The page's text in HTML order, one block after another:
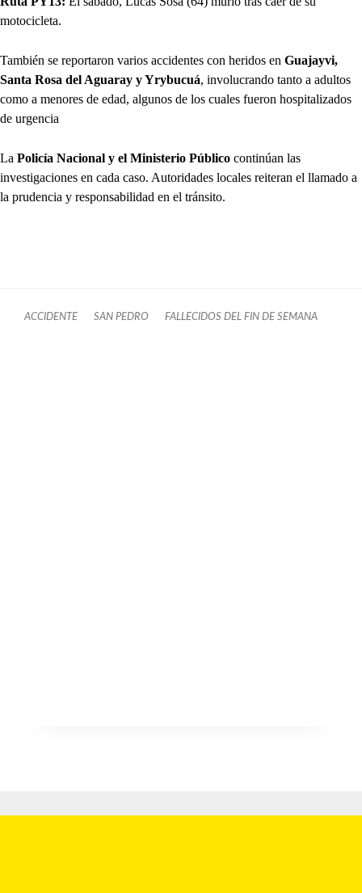
motocicleta.
También se reportaron varios accidentes con heridos en Guajayvi,
Santa Rosa del Aguaray y Yrybucuá, involucrando tanto a adultos
como a menores de edad, algunos de los cuales fueron hospitalizados
de urgencia
La Policía Nacional y el Ministerio Público continúan las
investigaciones en cada caso. Autoridades locales reiteran el llamado a
la prudencia y responsabilidad en el tránsito.
ACCIDENTE SAN PEDRO FALLECIDOS DEL FIN DE SEMANA